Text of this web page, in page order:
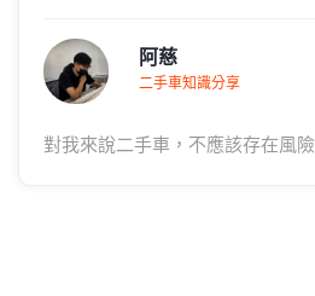
阿慈
二手車知識分享
對我來說二手車，不應該存在風險